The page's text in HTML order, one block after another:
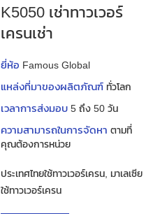
K5050 เช่าทาวเวอร์
เครนเช่า
ยี่ห้อ Famous Global
แหล่งที่มาของผลิตภัณฑ์ทั่วโลก
เวลาการส่งมอบ5 ถึง 50 วัน
ความสามารถในการจัดหา ตามที่
คุณต้องการหน่วย
ประเทศไทยใช้ทาวเวอร์เครน, มาเลเซีย
ใช้ทาวเวอร์เครน